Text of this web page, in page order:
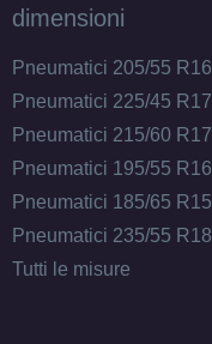
dimensioni
Pneumatici 205/55 R16
Pneumatici 225/45 R17
Pneumatici 215/60 R17
Pneumatici 195/55 R16
Pneumatici 185/65 R15
Pneumatici 235/55 R18
Tutti le misure